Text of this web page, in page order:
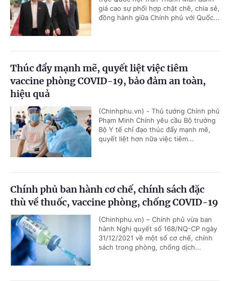
giá cao sự phối hợp chặt chẽ, chia sẻ,
đồng hành giữa Chính phủ với Quốc...
Thúc đẩy mạnh mẽ, quyết liệt việc tiêm
vaccine phòng COVID-19, bảo đảm an toàn,
hiệu quả
(Chinhphu.vn) - Thủ tướng Chính phủ
Phạm Minh Chính yêu cầu Bộ trưởng
Bộ Y tế chỉ đạo thúc đẩy mạnh mẽ,
quyết liệt hơn nữa việc tiêm...
Chính phủ ban hành cơ chế, chính sách đặc
thù về thuốc, vaccine phòng, chống COVID-19
(Chinhphu.vn) – Chính phủ vừa ban
hành Nghị quyết số 168/NQ-CP ngày
31/12/2021 về một số cơ chế, chính
sách trong phòng, chống dịch...